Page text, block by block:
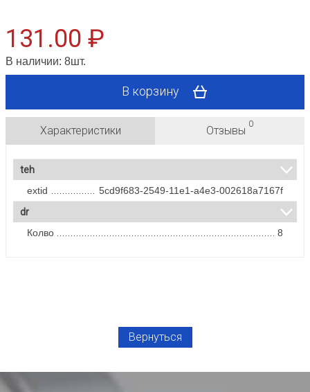
131.00 ₽
В наличии: 8шт.
В корзину
Характеристики Отзывы
0
teh
extid
5cd9f683-2549-11e1-a4e3-002618a7167f
dr
Колво
8
Вернуться